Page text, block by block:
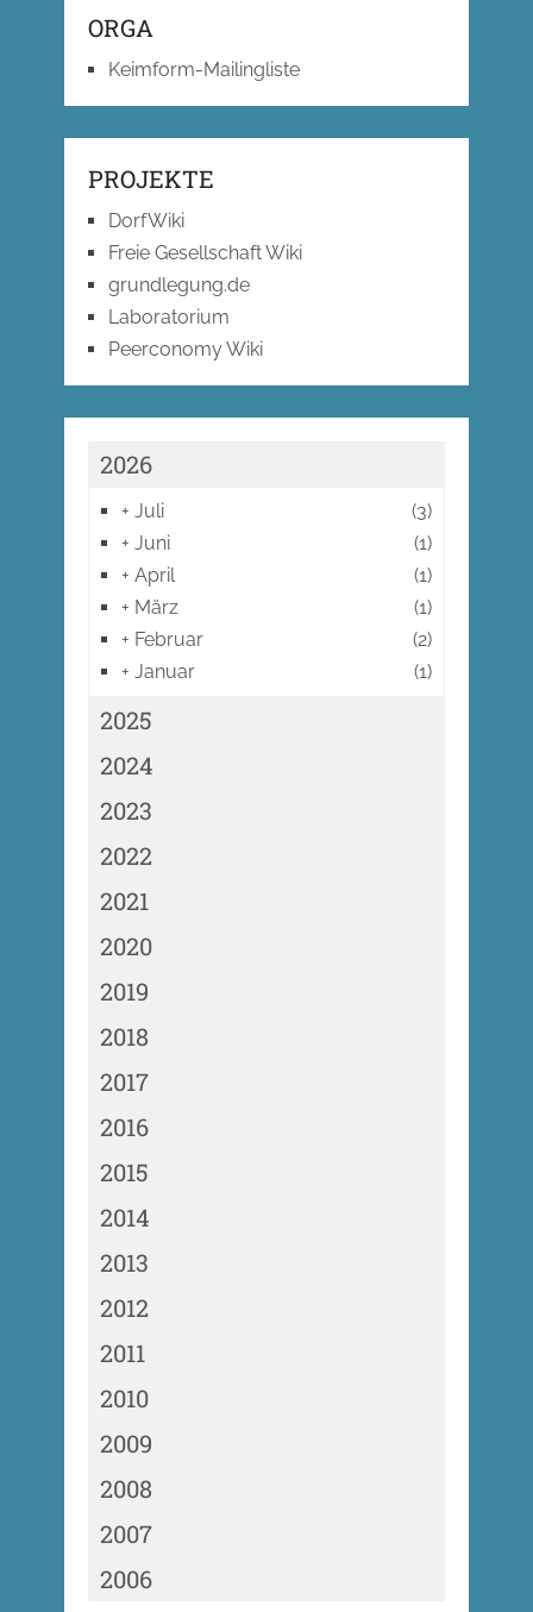
ORGA
Keimform-Mailingliste
PROJEKTE
DorfWiki
Freie Gesellschaft Wiki
grundlegung.de
Laboratorium
Peerconomy Wiki
2026
+ Juli
(3)
+ Juni
(1)
+ April
(1)
+ März
(1)
+ Februar
(2)
+ Januar (1)
2025
2024
2023
2022
2021
2020
2019
2018
2017
2016
2015
2014
2013
2012
2011
2010
2009
2008
2007
2006